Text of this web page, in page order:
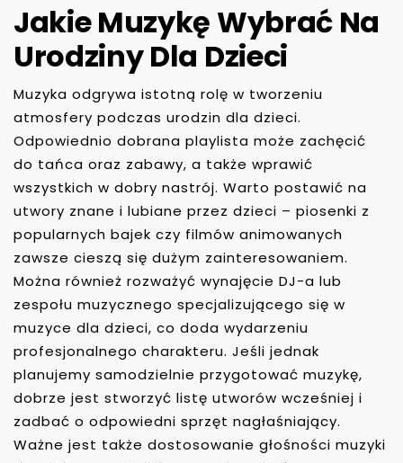
Jakie Muzykę Wybrać Na
Urodziny Dla Dzieci
Muzyka odgrywa istotną rolę w tworzeniu
atmosfery podczas urodzin dla dzieci.
Odpowiednio dobrana playlista może zachęcić
do tańca oraz zabawy, a także wprawić
wszystkich w dobry nastrój. Warto postawić na
utwory znane i lubiane przez dzieci – piosenki z
popularnych bajek czy filmów animowanych
zawsze cieszą się dużym zainteresowaniem.
Można również rozważyć wynajęcie DJ-a lub
zespołu muzycznego specjalizującego się w
muzyce dla dzieci, co doda wydarzeniu
profesjonalnego charakteru. Jeśli jednak
planujemy samodzielnie przygotować muzykę,
dobrze jest stworzyć listę utworów wcześniej i
zadbać o odpowiedni sprzęt nagłaśniający.
Ważne jest także dostosowanie głośności muzyki